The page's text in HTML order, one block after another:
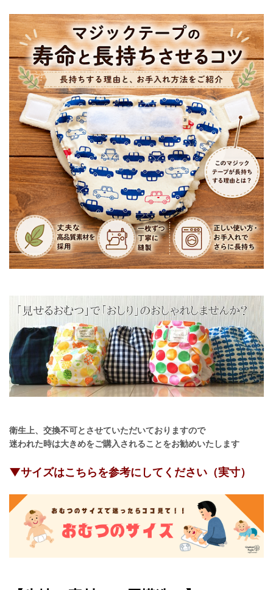
衛生上、交換不可とさせていただいておりますので
迷われた時は大きめをご購入されることをお勧めいたします
▼サイズはこちらを参考にしてください（実寸）